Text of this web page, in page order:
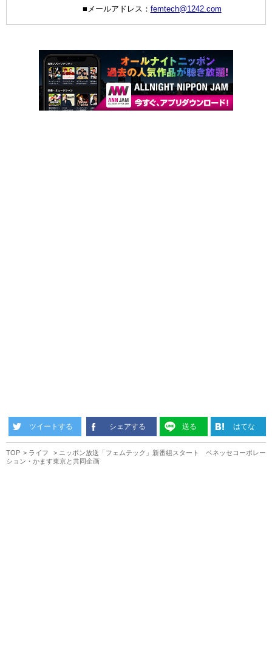
■メールアドレス： femtech@1242.com
ツイートする シェアする 送る はてな
TOP ライフ
ニッポン放送「フェムテック」新番組スタート ベネッセコーポレー
ション・かます東京と共同企画